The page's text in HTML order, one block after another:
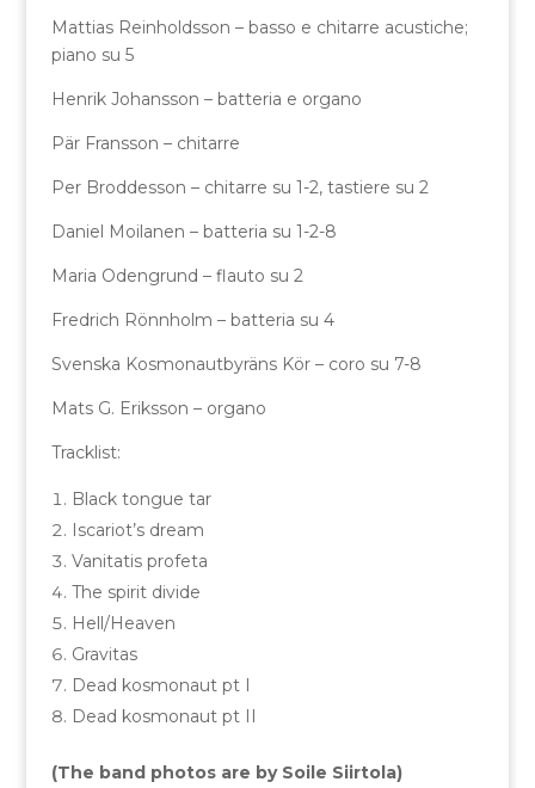
Mattias Reinholdsson – basso e chitarre acustiche;
piano su 5
Henrik Johansson – batteria e organo
Pär Fransson – chitarre
Per Broddesson – chitarre su 1-2, tastiere su 2
Daniel Moilanen – batteria su 1-2-8
Maria Odengrund – flauto su 2
Fredrich Rönnholm – batteria su 4
Svenska Kosmonautbyräns Kör – coro su 7-8
Mats G. Eriksson – organo
Tracklist:
Black tongue tar
Iscariot’s dream
Vanitatis profeta
The spirit divide
Hell/Heaven
Gravitas
Dead kosmonaut pt I
Dead kosmonaut pt II
(The band photos are by Soile Siirtola)